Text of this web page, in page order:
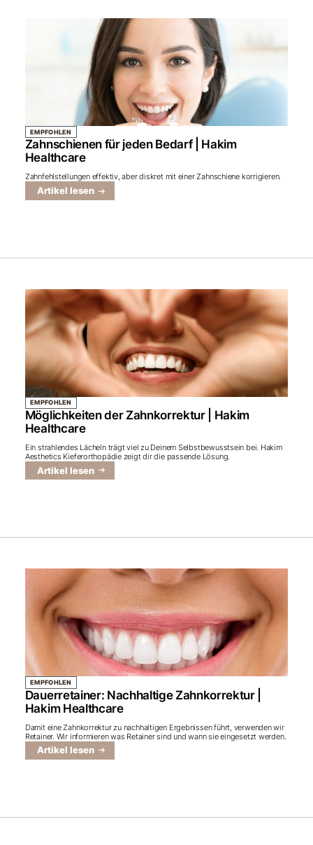
EMPFOHLEN
Zahnschienen für jeden Bedarf | Hakim
Healthcare
Zahnfehlstellungen effektiv, aber diskret mit einer Zahnschiene korrigieren.
Artikel lesen
EMPFOHLEN
Möglichkeiten der Zahnkorrektur | Hakim
Healthcare
Ein strahlendes Lächeln trägt viel zu Deinem Selbstbewusstsein bei. Hakim
Aesthetics Kieferorthopädie zeigt dir die passende Lösung.
Artikel lesen
EMPFOHLEN
Dauerretainer: Nachhaltige Zahnkorrektur |
Hakim Healthcare
Damit eine Zahnkorrektur zu nachhaltigen Ergebnissen führt, verwenden wir
Retainer. Wir informieren was Retainer sind und wann sie eingesetzt werden.
Artikel lesen